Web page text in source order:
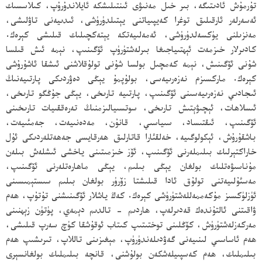
تۇرمۇش ئادىتىگە، بىر خىل مەنىۋى ئىنتىلىشكە ئايلاندۇرۇپ، كىلاسسىك
ئەسەرلەر ئارقىلىق توغرا كەيپىياتنى يېتىلدۈرۈشى، ئىدىيەنى تاۋلىشى،
مەنزىلنى يۈكسەلدۈرۈشى، ئەمەلىيەتكە يېتەكچىلىك قىلىشى كېرەك.
كادىرلار خىزمەت ئېھتىياجىغا بىرلەشتۈرۈپ ئۆگىنىپ، نېمە ئىش قىلسا
شۇنى ئۆگىنىش، نېمە كەمچىل بولسا شۇنى تولۇقلاشنى ئىشقا ئاشۇرۇشى
كېرەك. ماركسىزم نەزەرىيەسى، بولۇپمۇ يېڭى دەۋردىكى پارتىيەنىڭ
ئىجادىي نەزەرىيەسىنى ئۆگىنىپ، پارتىيە تارىخى، يېڭى جۇڭگو تارىخى،
ئىسلاھات، ئېچىۋېتىش تارىخى، سوتسىيالىزمنىڭ تەرەققىيات تارىخىنى
ئۆگىنىپ، ئىقتىساد، سىياسىي، قانۇن، مەدەنىيەت، جەمئىيەت،
باشقۇرۇش، ئېكولوگىيە، خەلقئارا قاتارلىق ھەرقايسى جەھەتلەردىكى ئۇل
خاراكتېرلىك بىلىملەرنى ئۆگىنىپ، ئۆز خىزمىتىنى ياخشى ئىشلەش بىلەن
مۇناسىۋەتلىك بولغان يېڭى بىلىم، يېڭى ماھارەتلەرنى ئۆگىنىپ،
مەسئۇلىيەتنى تولۇق ئادا قىلىشتا زۆرۈر بولغان بىلىم سىستېمىسىنى
ئۈزلۈكسىز مۇكەممەللەشتۈرۈشى كېرەك. كەڭ ياشلار ئۆگىنىشنى تۇتۇپ، ھەم
ۋاقىتنى ئالتۇندەك قەدىرلەپ، ھاردىم - تالدىم دېمەي، پۈتۈن زېھنىنى
مەركەزلەشتۈرۈش، كۆڭلىنى توختىتىپ كىتاب ئوقۇشقا كۈچ سەرپ قىلىشى،
ھەم ئاساسىي لىنىيەنى گەۋدىلەندۈرۈپ، مېغىزىنى تاللاپ، تىرىشىپ ھەم
بىلىملىك، ھەم كەسپىيلەشكەن بولۇشنى، قانچە بىلىملىك بولغانسېرى